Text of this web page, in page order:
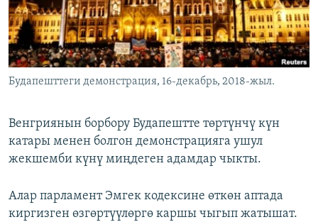
ЫҢГАЙСЫЗ СУРООЛОР
ЭЕ/АРнун бардык сайттары
Будапешттеги демонстрация, 16-декабрь, 2018-жыл.
Венгриянын борбору Будапештте төртүнчү күн
катары менен болгон демонстрацияга ушул
жекшемби күнү миңдеген адамдар чыкты.
Алар парламент Эмгек кодексине өткөн аптада
киргизген өзгөртүүлөргө каршы чыгып жатышат.